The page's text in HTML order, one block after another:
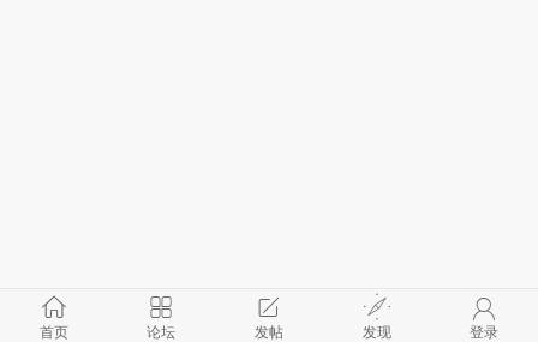
首页 论坛 发帖 发现 登录